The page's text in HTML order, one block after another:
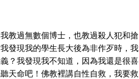
教過無數個博士，也教過殺人犯和搶
發現我的學生長大後為非作歹時，我
？我發現我不知道，因為我還是很喜
天命吧！佛教裡講自性自救，我要救